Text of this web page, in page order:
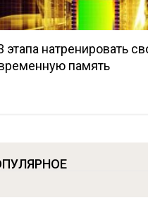
этапа натренировать
память